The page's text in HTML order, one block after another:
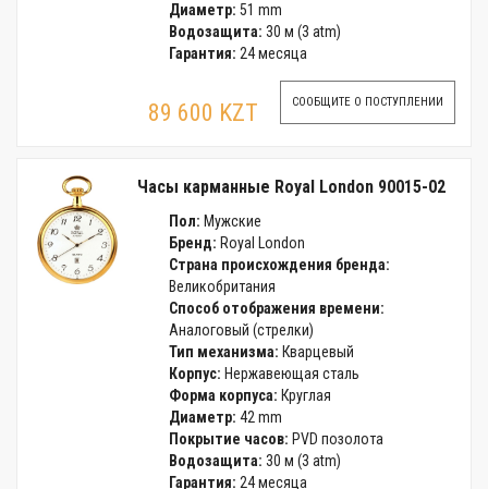
Диаметр: 51 mm
Водозащита: 30 м (3 atm)
Гарантия: 24 месяца
89 600 KZT СООБЩИТЕ О ПОСТУПЛЕНИИ
Часы карманные Royal London 90015-02
Пол: Мужские
Бренд: Royal London
Страна происхождения бренда:
Великобритания
Способ отображения времени:
Аналоговый (стрелки)
Тип механизма: Кварцевый
Корпус: Нержавеющая сталь
Форма корпуса: Круглая
Диаметр: 42 mm
Покрытие часов: PVD позолота
Водозащита: 30 м (3 atm)
Гарантия: 24 месяца